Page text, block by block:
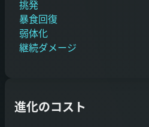
挑発
暴食回復
弱体化
継続ダメージ
進化のコスト